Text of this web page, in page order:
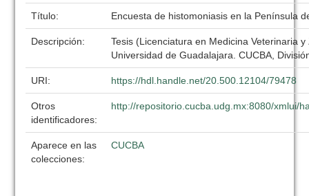
Título: Encuesta de histomoniasis en la Península
Descripción:
Tesis (Licenciatura en Medicina Veterinaria
Universidad de Guadalajara. CUCBA,
URI: https://hdl.handle.net/20.500.12104/79478
Otros
identificadores:
http://repositorio.cucba.udg.mx:8080/xmlui/
Aparece en las
colecciones:
CUCBA